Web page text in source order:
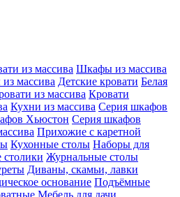
из массива Шкафы из массива
массива Детские кровати Белая
из массива Кровати
Кухни из массива Серия шкафов
Хьюстон Серия шкафов
Прихожие с каретной
Кухонные столы Наборы для
столики Журнальные столы
Диваны, скамьи, лавки
основание Подъёмные
Мебель для дачи